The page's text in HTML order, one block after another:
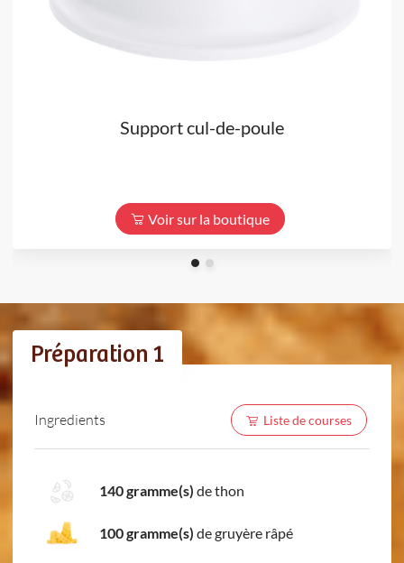
Support cul-de-poule
Voir sur la boutique
Préparation 1
Ingredients Liste de courses
140 gramme(s) de thon
100 gramme(s) de gruyère râpé